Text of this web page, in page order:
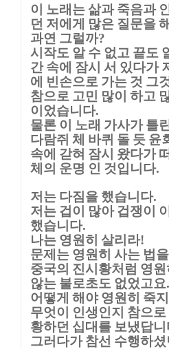
이 노래는 삶과 죽음과
던 저에게 많은 질문을
과연 그럴까?
시작도 알 수 없고 끝도
간 속에 잠시 서 있다가
에 빈손으로 가는 것 그
참으로 고민 많이 하고
이었습니다.
물론 이 노래 가사가 틀
다람쥐 체 바퀴 돌 듯 윤
속에 갇혀 잠시 왔다가
체의 운명 인 것입니다.
저는 다짐을 했습니다.
저는 겁이 많아 겁쟁이
했습니다.
나는 영원히 살리라!
문제는 영원히 사는 법
중국의 진시황처럼 영
않는 불로초도 없었고요.
어떻게 해야 영원히 죽
무엇이 인생인지 참으
황하던 십대를 보냈답
그러다가 참선 수행하